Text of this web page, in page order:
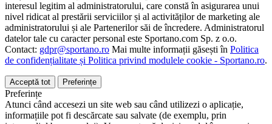
interesul legitim al administratorului, care constă în asigurarea unui
nivel ridicat al prestării serviciilor și al activităților de marketing ale
administratorului și ale Partenerilor săi de încredere. Administratorul
datelor tale cu caracter personal este Sportano.com Sp. z o.o.
Contact: gdpr@sportano.ro Mai multe informații găsești în Politica
de confidențialitate și Politica privind modulele cookie - Sportano.ro.
Acceptă tot Preferințe
Preferințe
Atunci când accesezi un site web sau când utilizezi o aplicație,
informațiile pot fi descărcate sau salvate (de exemplu, prin